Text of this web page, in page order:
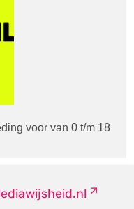
voor van 0 t/m 18